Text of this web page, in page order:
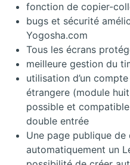
fonction de copier-
bugs et sécurité
Yogosha.com
Tous les écrans
meilleure gestion du
utilisation d’un
étrangere (module
possible et
double entrée
Une page publique
automatiquement un